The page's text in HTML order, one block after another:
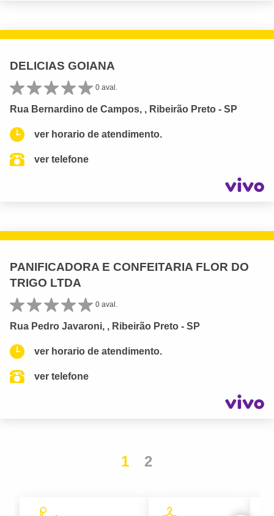
DELICIAS GOIANA
0 aval.
Rua Bernardino de Campos, , Ribeirão Preto - SP
ver horario de atendimento.
ver telefone
PANIFICADORA E CONFEITARIA FLOR DO
TRIGO LTDA
0 aval.
Rua Pedro Javaroni, , Ribeirão Preto - SP
ver horario de atendimento.
ver telefone
1 2